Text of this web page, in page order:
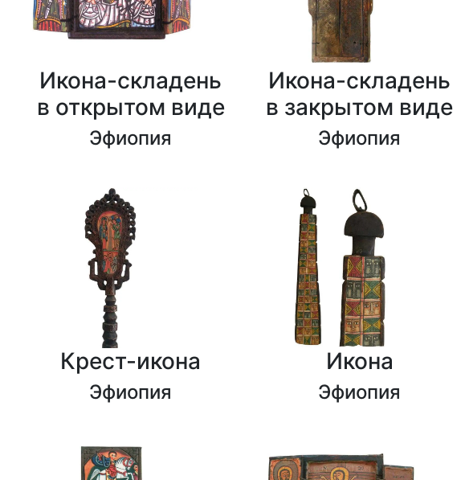
Икона-складень
в открытом виде
Эфиопия
Икона-складень
в закрытом виде
Эфиопия
Крест-икона
Эфиопия
Икона
Эфиопия